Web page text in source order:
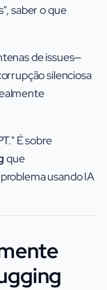
saber o que
de issues—
silenciosa
É sobre
que
usando IA